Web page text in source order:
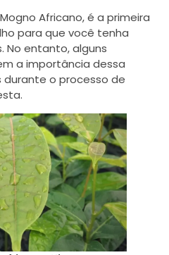
Africano, é a primeira
para que você tenha
No entanto, alguns
a importância dessa
o processo de